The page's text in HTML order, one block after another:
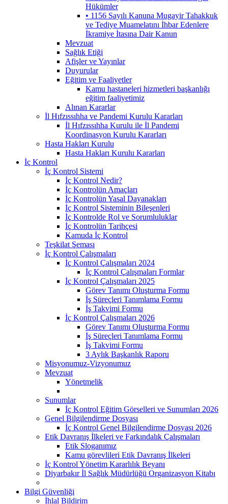
Hükümler
• 1156 Sayılı Kanuna Mugayir Tahakkuk
ve Tediye Muamelatını İhbar Edenlere
İkramiye İtasına Dair Kanun
Mevzuat
Sağlık Etiği
Afişler ve Yayınlar
Duyurular
Eğitim ve Faaliyetler
Kamu hastaneleri hizmetleri başkanlığı
eğitim faaliyetimiz
Alınan Kararlar
İl Hıfzıssıhha ve Pandemi Kurulu Kararları
İl Hıfzıssıhha Kurulu ile İl Pandemi
Koordinasyon Kurulu Kararları
Hasta Hakları Kurulu
Hasta Hakları Kurulu Kararları
İç Kontrol
İç Kontrol Sistemi
İç Kontrol Nedir?
İç Kontrolün Amaçları
İç Kontrolün Yasal Dayanakları
İç Kontrol Sisteminin Bileşenleri
İç Kontrolde Rol ve Sorumluluklar
İç Kontrolün Tarihçesi
Kamuda İç Kontrol
Teşkilat Şeması
İç Kontrol Çalışmaları
İç Kontrol Çalışmaları 2024
İç Kontrol Çalışmaları Formlar
İç Kontrol Çalışmaları 2025
Görev Tanımı Oluşturma Formu
İş Süreçleri Tanımlama Formu
İş Takvimi Formu
İç Kontrol Çalışmaları 2026
Görev Tanımı Oluşturma Formu
İş Süreçleri Tanımlama Formu
İş Takvimi Formu
3 Aylık Başkanlık Raporu
Misyonumuz-Vizyonumuz
Mevzuat
Yönetmelik
Sunumlar
İç Kontrol Eğitim Görselleri ve Sunumları 2026
Genel Bilgilendirme Dosyası
İç Kontrol Genel Bilgilendirme Dosyası 2026
Etik Davranış İlkeleri ve Farkındalık Çalışmaları
Etik Sloganımız
Kamu görevlileri Etik Davranış İlkeleri
İç Kontrol Yönetim Kararlılık Beyanı
Diyarbakır İl Sağlık Müdürlüğü Organizasyon Kitabı
Bilgi Güvenliği
İhlal Bildirim